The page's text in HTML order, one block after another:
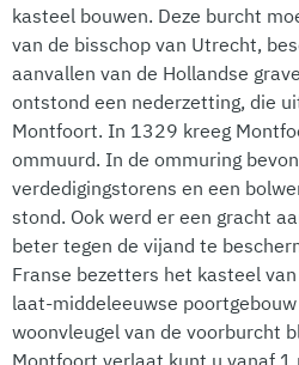
kasteel bouwen. Deze burcht
van de bisschop van Utrecht,
aanvallen van de Hollandse
ontstond een nederzetting, die
Montfoort. In 1329 kreeg
ommuurd. In de ommuring
verdedigingstorens en een
stond. Ook werd er een gracht
beter tegen de vijand te
Franse bezetters het kasteel
laat-middeleeuwse
woonvleugel van de voorburcht
Montfoort verlaat kunt u vanaf